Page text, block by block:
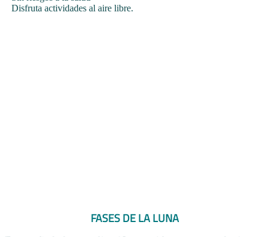
Disfruta actividades al aire libre.
FASES DE LA LUNA